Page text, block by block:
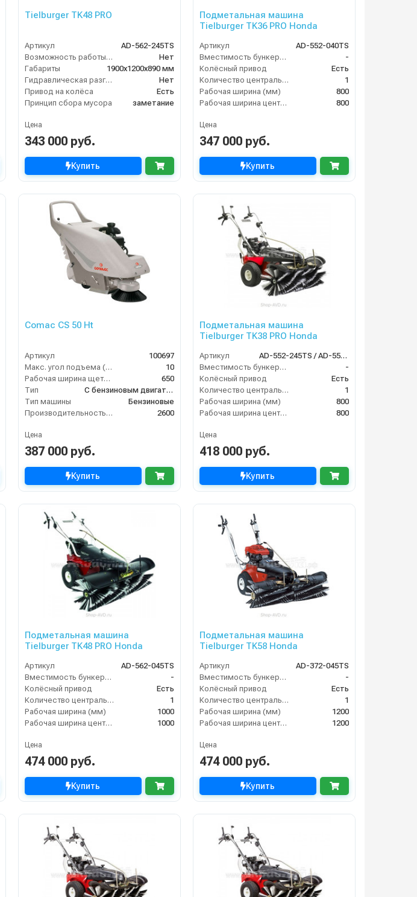
Tielburger TK48 PRO
Артикул
AD-562-245TS
Возможность работы внутри помещения
Нет
Габариты
1900х1200х890 мм
Гидравлическая разгрузка
Нет
Привод на колёса
Есть
Принцип сбора мусора
заметание
Цена
343 000 руб.
Купить
Подметальная машина
Tielburger TK36 PRO Honda
Артикул
AD-552-040TS
Вместимость бункера (л)
-
Колёсный привод
Есть
Количество центральных мусоросборных валиков (шт)
1
Рабочая ширина (мм)
800
Рабочая ширина центральной щётки (мм)
800
Цена
347 000 руб.
Купить
Comac CS 50 Ht
Артикул
100697
Макс. угол подъема (%)
10
Рабочая ширина щеток (мм)
650
Тип
С бензиновым двигателем
Тип машины
Бензиновые
Производительность по площади (м2/ч)
2600
Цена
387 000 руб.
Купить
Подметальная машина
Tielburger TK38 PRO Honda
Артикул
AD-552-245TS / AD-552-045TS
Вместимость бункера (л)
-
Колёсный привод
Есть
Количество центральных мусоросборных валиков (шт)
1
Рабочая ширина (мм)
800
Рабочая ширина центральной щётки (мм)
800
Цена
418 000 руб.
Купить
Подметальная машина
Tielburger TK48 PRO Honda
Артикул
AD-562-045TS
Вместимость бункера (л)
-
Колёсный привод
Есть
Количество центральных мусоросборных валиков (шт)
1
Рабочая ширина (мм)
1000
Рабочая ширина центральной щётки (мм)
1000
Цена
474 000 руб.
Купить
Подметальная машина
Tielburger TK58 Honda
Артикул
AD-372-045TS
Вместимость бункера (л)
-
Колёсный привод
Есть
Количество центральных мусоросборных валиков (шт)
1
Рабочая ширина (мм)
1200
Рабочая ширина центральной щётки (мм)
1200
Цена
474 000 руб.
Купить